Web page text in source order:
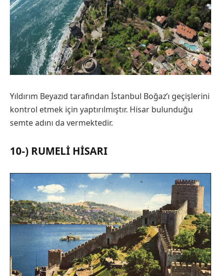
Yıldırım Beyazıd tarafından İstanbul Boğaz’ı geçişlerini
kontrol etmek için yaptırılmıştır. Hisar bulunduğu
semte adını da vermektedir.
10-) RUMELI HISARI